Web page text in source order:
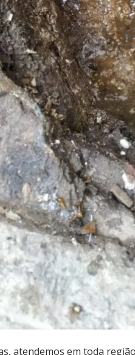
atendemos em toda